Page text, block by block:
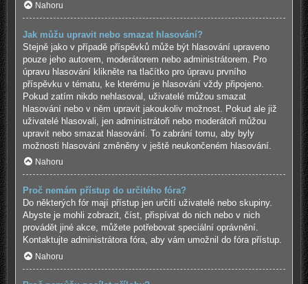
Nahoru
Jak můžu upravit nebo smazat hlasování?
Stejně jako v případě příspěvků může být hlasování upraveno
pouze jeho autorem, moderátorem nebo administrátorem. Pro
úpravu hlasování klikněte na tlačítko pro úpravu prvního
příspěvku v tématu, ke kterému je hlasování vždy připojeno.
Pokud zatím nikdo nehlasoval, uživatelé můžou smazat
hlasování nebo v něm upravit jakoukoliv možnost. Pokud ale již
uživatelé hlasovali, jen administrátoři nebo moderátoři můžou
upravit nebo smazat hlasování. To zabrání tomu, aby byly
možnosti hlasování změněny v ještě neukončeném hlasování.
Nahoru
Proč nemám přístup do určitého fóra?
Do některých fór mají přístup jen určití uživatelé nebo skupiny.
Abyste je mohli zobrazit, číst, přispívat do nich nebo v nich
provádět jiné akce, můžete potřebovat speciální oprávnění.
Kontaktujte administrátora fóra, aby vám umožnil do fóra přístup.
Nahoru